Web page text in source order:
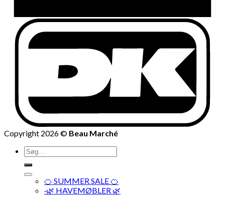
Copyright 2026 © Beau Marché
Søg
efter:
🍊 SUMMER SALE 🍊
·🌿 HAVEMØBLER 🌿